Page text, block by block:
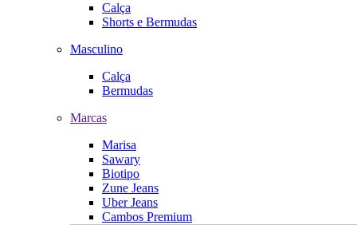
Calça
Shorts e Bermudas
Masculino
Calça
Bermudas
Marcas
Marisa
Sawary
Biotipo
Zune Jeans
Uber Jeans
Cambos Premium